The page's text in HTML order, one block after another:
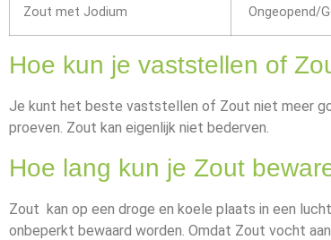
Zout met Jodium Ongeopend/
Hoe kun je vaststellen of
Je kunt het beste vaststellen of Zout niet meer
proeven. Zout kan eigenlijk niet bederven.
Hoe lang kun je Zout
Zout kan op een droge en koele plaats in een
onbeperkt bewaard worden. Omdat Zout vocht